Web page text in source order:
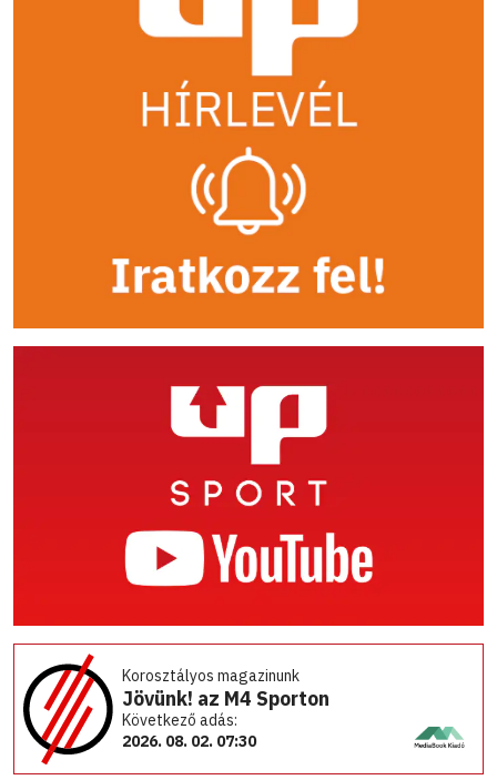
Korosztályos magazinunk
Jövünk! az M4 Sporton
Következő adás:
2026. 08. 02. 07:30